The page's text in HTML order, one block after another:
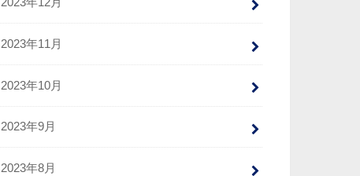
2023年12月
2023年11月
2023年10月
2023年9月
2023年8月